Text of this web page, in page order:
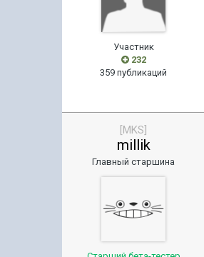
Участник
232
359 публикаций
[MKS]
millik
Главный старшина